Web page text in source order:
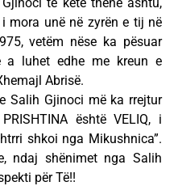
mora unë në zyrën e tij në
vetëm nëse ka pësuar
a luhet edhe me kreun e
Abrisë.
Salih Gjinoci më ka rrejtur
është VELIQ, i
shkoi nga Mikushnica”.
ndaj shënimet nga Salih
për Të!!